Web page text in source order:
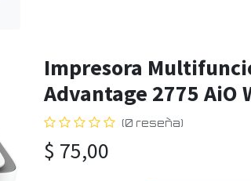
Impresora
Advantage 2775 AiO
(0 reseña)
$ 75,00